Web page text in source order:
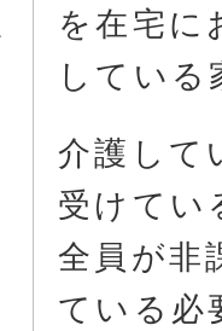
を在宅に
している
介護して
受けてい
全員が非
ている必